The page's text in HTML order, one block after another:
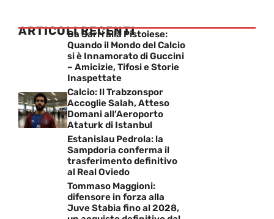
ARTICOLI RECENTI
Da Sarri alla Pistoiese:
Quando il Mondo del Calcio
si è Innamorato di Guccini
– Amicizie, Tifosi e Storie
Inaspettate
Calcio: Il Trabzonspor
Accoglie Salah, Atteso
Domani all’Aeroporto
Ataturk di Istanbul
Estanislau Pedrola: la
Sampdoria conferma il
trasferimento definitivo
al Real Oviedo
Tommaso Maggioni:
difensore in forza alla
Juve Stabia fino al 2028,